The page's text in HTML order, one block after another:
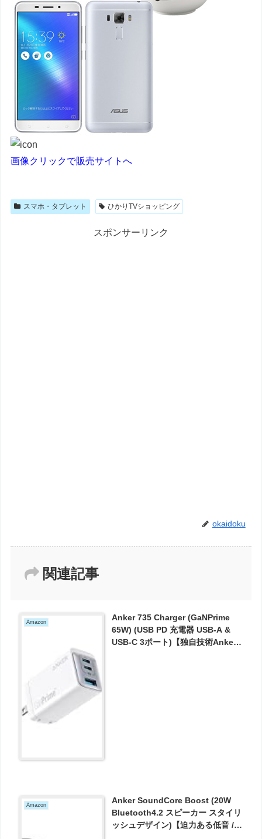
画像クリックで販売サイトへ
スマホ・タブレット ひかりTVショッピング
スポンサーリンク
okaidoku
関連記事
Amazon
Anker 735 Charger (GaNPrime
65W) (USB PD 充電器 USB-A &
USB-C 3ポート)【独自技術Anker
Amazon
Anker SoundCore Boost (20W
Bluetooth4.2 スピーカー スタイリ
ッシュデザイン)【迫力ある低音 /